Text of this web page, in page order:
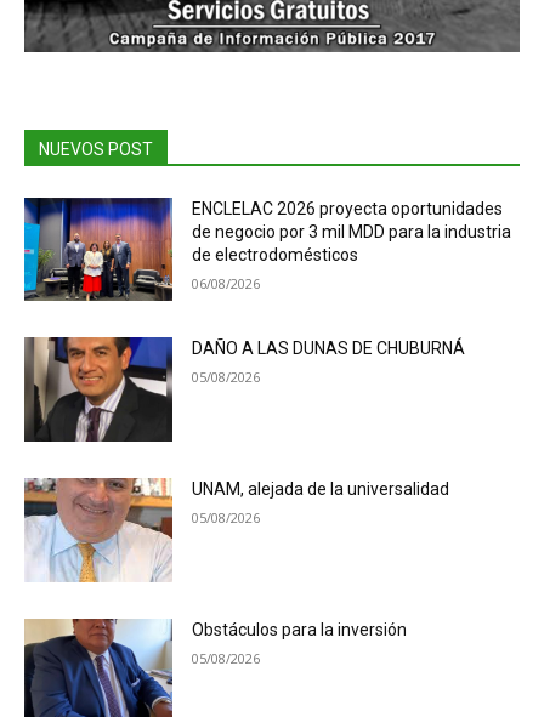
NUEVOS POST
ENCLELAC 2026 proyecta oportunidades
de negocio por 3 mil MDD para la industria
de electrodomésticos
06/08/2026
DAÑO A LAS DUNAS DE CHUBURNÁ
05/08/2026
UNAM, alejada de la universalidad
05/08/2026
Obstáculos para la inversión
05/08/2026